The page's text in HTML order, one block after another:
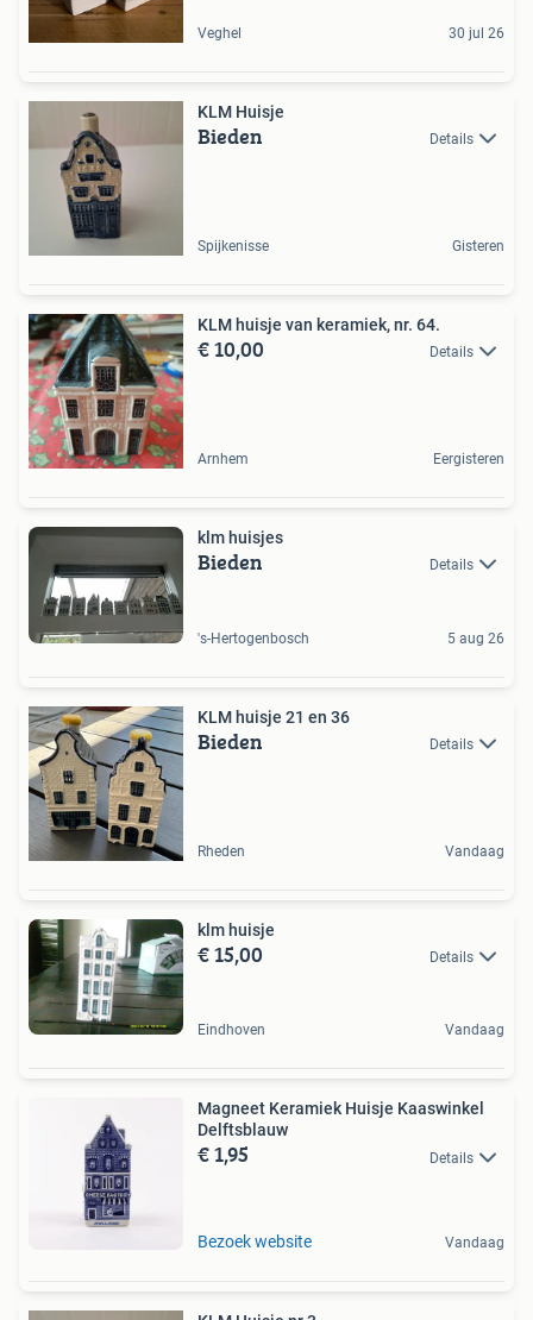
Veghel 30 jul 26
KLM Huisje
Bieden Details
Spijkenisse Gisteren
KLM huisje van keramiek, nr. 64.
€ 10,00 Details
Arnhem Eergisteren
klm huisjes
Bieden Details
's-Hertogenbosch 5 aug 26
KLM huisje 21 en 36
Bieden Details
Rheden Vandaag
klm huisje
€ 15,00 Details
Eindhoven Vandaag
Magneet Keramiek Huisje Kaaswinkel
Delftsblauw
€ 1,95 Details
Bezoek website Vandaag